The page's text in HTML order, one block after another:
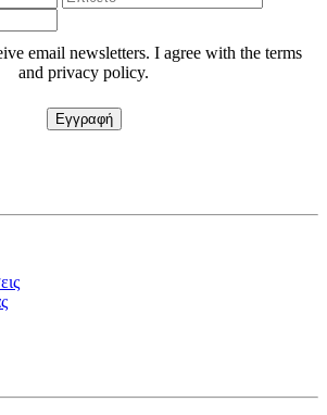
email newsletters. I agree with the terms
and privacy policy.